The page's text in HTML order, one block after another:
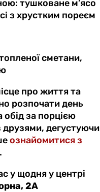
тушковане м’ясо
з хрустким пореєм
сметани,
про життя та
розпочати день
обід за порцією
друзями, дегустуючи
ознайомитися з
у щодня у центрі
2А